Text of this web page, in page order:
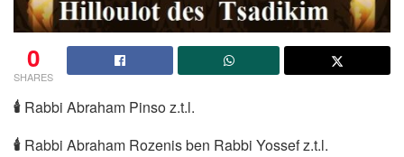
0
SHARES
🕯 Rabbi Abraham Pinso z.t.l.
🕯 Rabbi Abraham Rozenis ben Rabbi Yossef z.t.l.